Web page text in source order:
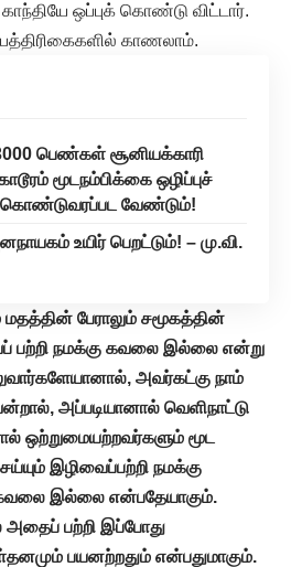
ஒப்புக் கொண்டு விட்டார்.
காணலாம்.
பெண்கள் சூனியக்காரி
மூடநம்பிக்கை ஒழிப்புச்
கொண்டுவரப்பட வேண்டும்!
உயிர் பெறட்டும்! – மு.வி.
பேராலும் சமூகத்தின்
பற்றி நமக்கு கவலை இல்லை என்று
அவர்கட்கு நாம்
அப்படியானால் வெளிநாட்டு
ஒற்றுமையற்றவர்களும் மூட
இழிவைப்பற்றி நமக்கு
இல்லை என்பதேயாகும்.
பற்றி இப்போது
பயனற்றதும் என்பதுமாகும்.